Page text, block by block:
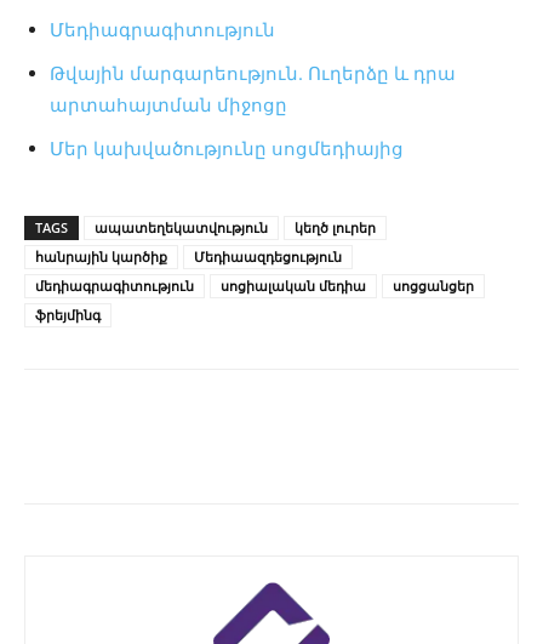
Մեդիագրագիտություն
Թվային մարգարեություն․ Ուղերձը և դրա
արտահայտման միջոցը
Մեր կախվածությունը սոցմեդիայից
TAGS ապատեղեկատվություն
կեղծ լուրեր
հանրային կարծիք
Մեդիաազդեցություն
մեդիագրագիտություն
սոցիալական մեդիա
սոցցանցեր
ֆրեյմինգ